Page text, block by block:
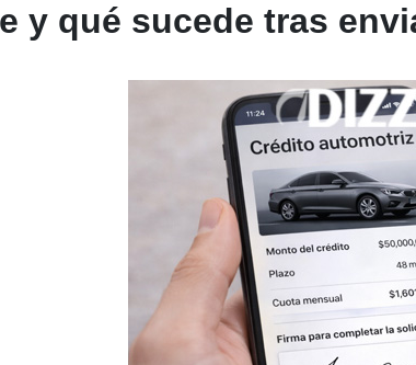
y qué sucede tras